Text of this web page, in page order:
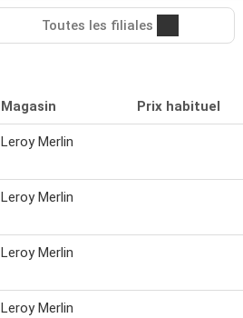
Toutes les filiales
Magasin Prix habituel
Leroy Merlin
Leroy Merlin
Leroy Merlin
Leroy Merlin